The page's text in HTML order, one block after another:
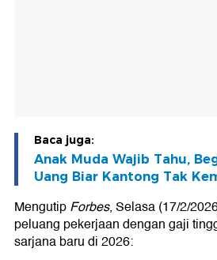
Baca juga:
Anak Muda Wajib Tahu,
Uang Biar Kantong Tak
MengutipForbes, Selasa (17/2/
peluang pekerjaan dengan gaji
sarjana baru di 2026: